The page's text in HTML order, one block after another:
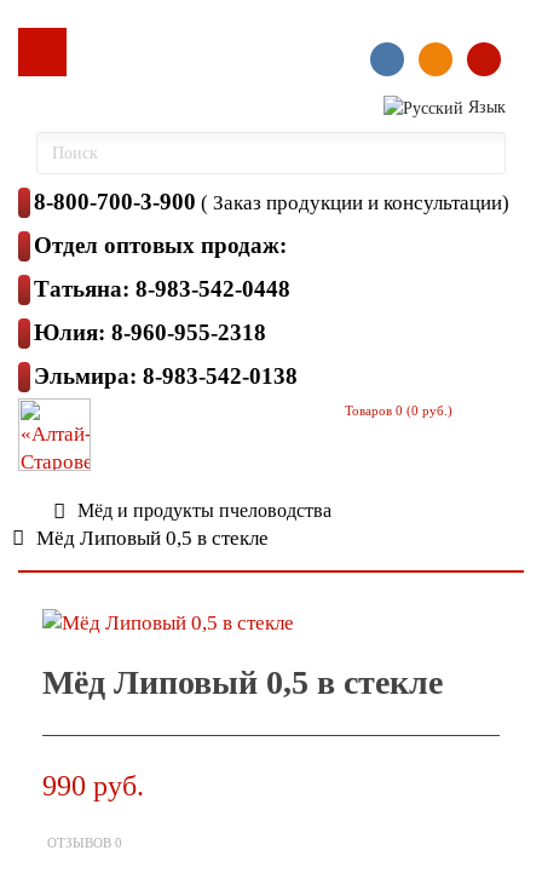
Язык
8-800-700-3-900 ( Заказ продукции и консультации)
Отдел оптовых продаж:
Татьяна: 8-983-542-0448
Юлия: 8-960-955-2318
Эльмира: 8-983-542-0138
Товаров 0 (0 руб.)
Мёд и продукты пчеловодства
Мёд Липовый 0,5 в стекле
Мёд Липовый 0,5 в стекле
990 руб.
ОТЗЫВОВ 0